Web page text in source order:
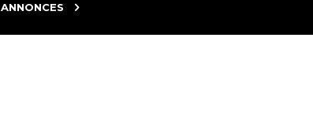
ANNONCES